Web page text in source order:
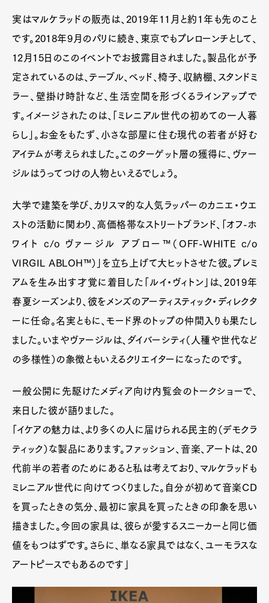
実はマルケラッドの販売は、2019年11月と約1年も先のこと
です。2018年9月のパリに続き、東京でもプレローンチとして、
12月15日のこのイベントでお披露目されました。製品化が予
定されているのは、テーブル、ベッド、椅子、収納棚、スタンドミ
ラー、壁掛け時計など、生活空間を形づくるラインアップで
す。イメージされたのは、「ミレニアル世代の初めての一人暮
らし」。お金をもたず、小さな部屋に住む現代の若者が好む
アイテムが考えられました。このターゲット層の獲得に、ヴァー
ジルはうってつけの人物といえるでしょう。
大学で建築を学び、カリスマ的な人気ラッパーのカニエ・ウエ
ストの活動に関わり、高価格帯なストリートブランド、「オフ-ホ
ワイト c/o ヴァージル アブロー™（OFF-WHITE c/o
VIRGIL ABLOH™）」を立ち上げて大ヒットさせた彼。プレミ
アムを生み出す才覚に着目した「ルイ・ヴィトン」は、2019年
春夏シーズンより、彼をメンズのアーティスティック・ディレクタ
ーに任命。名実ともに、モード界のトップの仲間入りも果たし
ました。いまやヴァージルは、ダイバーシティ（人種や世代など
の多様性）の象徴ともいえるクリエイターになったのです。
一般公開に先駆けたメディア向け内覧会のトークショーで、
来日した彼が語りました。
「イケアの魅力は、より多くの人に届けられる民主的（デモクラ
ティック）な製品にあります。ファッション、音楽、アートは、20
代前半の若者のためにあると私は考えており、マルケラッドも
ミレニアル世代に向けてつくりました。自分が初めて音楽CD
を買ったときの気分、最初に家具を買ったときの印象を思い
描きました。今回の家具は、彼らが愛するスニーカーと同じ価
値をもつはずです。さらに、単なる家具ではなく、ユーモラスな
アートピースでもあるのです」